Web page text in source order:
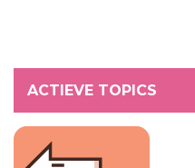
ACTIEVE TOPICS